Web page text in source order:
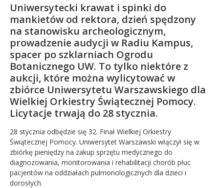
Uniwersytecki krawat i spinki do
mankietów od rektora, dzień spędzony
na stanowisku archeologicznym,
prowadzenie audycji w Radiu Kampus,
spacer po szklarniach Ogrodu
Botanicznego UW. To tylko niektóre z
aukcji, które można wylicytować w
zbiórce Uniwersytetu Warszawskiego dla
Wielkiej Orkiestry Świątecznej Pomocy.
Licytacje trwają do 28 stycznia.
28 stycznia odbędzie się 32. Finał Wielkiej Orkiestry
Świątecznej Pomocy. Uniwersytet Warszawski włączył się w
zbiórkę pieniędzy na zakup sprzętu medycznego do
diagnozowania, monitorowania i rehabilitacji chorób płuc
pacjentów na oddziałach pulmonologicznych dla dzieci i
dorosłych.